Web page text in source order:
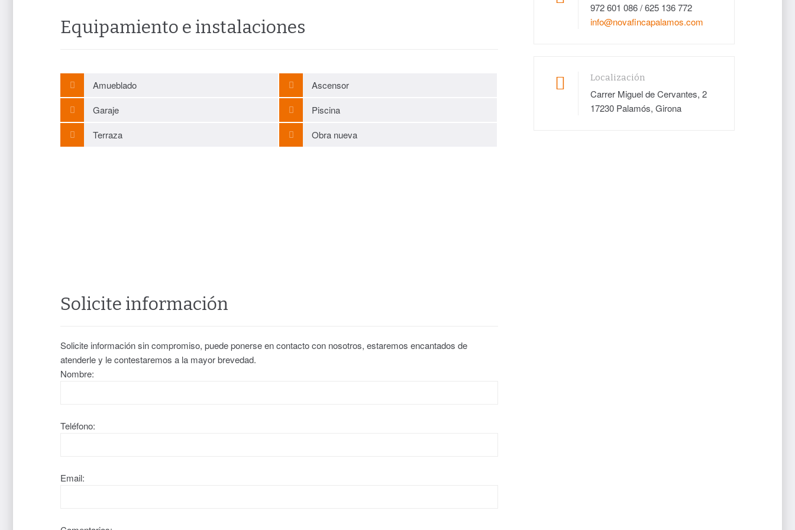
Equipamiento e instalaciones
Amueblado
Ascensor
Garaje
Piscina
Terraza
Obra nueva
972 601 086 / 625 136 772
info@novafincapalamos.com
Localización
Carrer Miguel de Cervantes, 2
17230 Palamós, Girona
Solicite información
Solicite información sin compromiso, puede ponerse en contacto con nosotros, estaremos encantados de
atenderle y le contestaremos a la mayor brevedad.
Nombre:
Teléfono:
Email: